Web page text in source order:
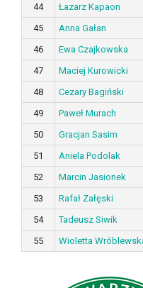
44
Łazarz Kapaon
45
Anna Gałan
46
Ewa Czajkowska
47
Maciej Kurowicki
48
Cezary Bagiński
49
Paweł Murach
50
Gracjan Sasim
51
Aniela Podolak
52
Marcin Jasionek
53
Rafał Załęski
54
Tadeusz Siwik
55
Wioletta